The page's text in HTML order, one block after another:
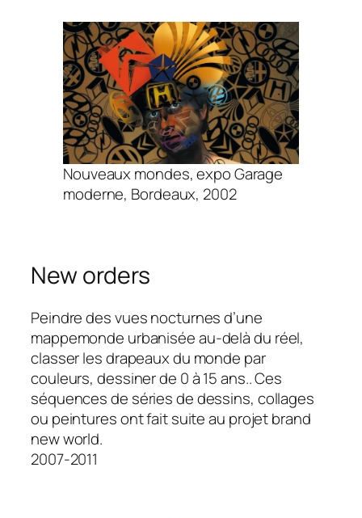
Nouveaux mondes, expo Garage
moderne, Bordeaux, 2002
New orders
Peindre des vues nocturnes d’une
mappemonde urbanisée au-delà du réel,
classer les drapeaux du monde par
couleurs, dessiner de 0 à 15 ans.. Ces
séquences de séries de dessins, collages
ou peintures ont fait suite au projetbrand
new world.
2007-2011